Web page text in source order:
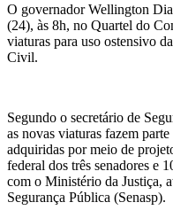
O governador Wellington
(24), às 8h, no Quartel do
viaturas para uso ostensivo
Civil.
Segundo o secretário de
as novas viaturas fazem
adquiridas por meio de
federal dos três senadores e
com o Ministério da Justiça,
Segurança Pública (Senasp).